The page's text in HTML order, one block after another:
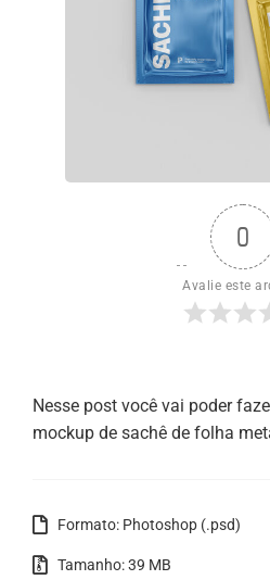
0
Avalie este
Nesse post você vai poder
mockup de sachê de folha
Formato: Photoshop (.psd)
Tamanho: 39 MB